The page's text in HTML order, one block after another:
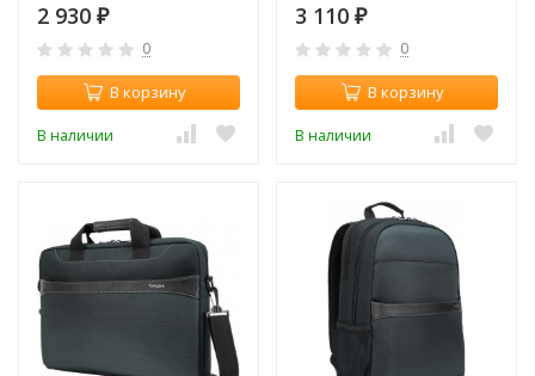
2 930 ₽
0
В корзину
В наличии
3 110 ₽
0
В корзину
В наличии